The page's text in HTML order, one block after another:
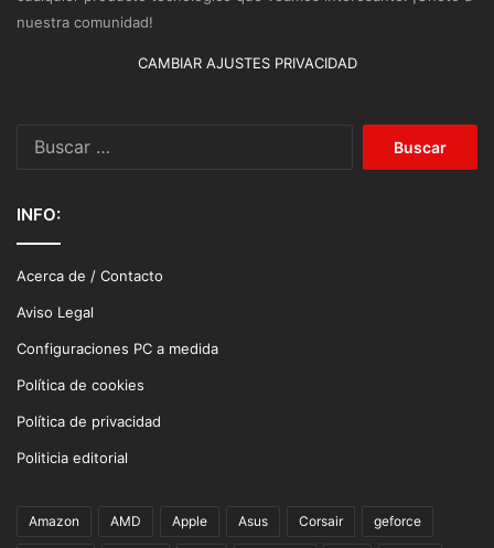
nuestra comunidad!
CAMBIAR AJUSTES PRIVACIDAD
INFO:
Acerca de / Contacto
Aviso Legal
Configuraciones PC a medida
Política de cookies
Política de privacidad
Politicia editorial
Amazon AMD Apple Asus Corsair geforce